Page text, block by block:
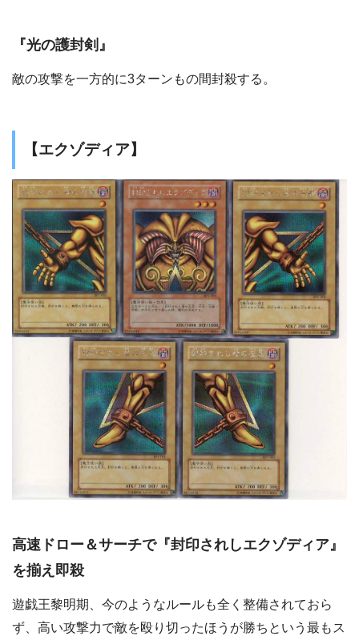
『光の護封剣』
敵の攻撃を一方的に3ターンもの間封殺する。
【エクゾディア】
高速ドロー＆サーチで『封印されしエクゾディア』
を揃え即殺
遊戯王黎明期、今のようなルールも全く整備されておら
ず、高い攻撃力で敵を殴り切ったほうが勝ちという最もス